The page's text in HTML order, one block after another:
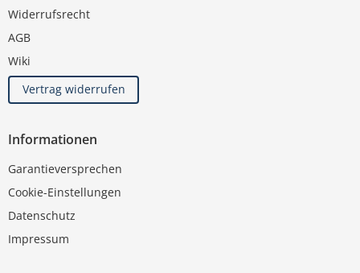
Widerrufsrecht
AGB
Wiki
Vertrag widerrufen
Informationen
Garantieversprechen
Cookie-Einstellungen
Datenschutz
Impressum